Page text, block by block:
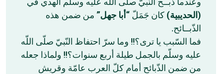
(الحديبية) كان جَمَلّ “أبا جهل” من ضمن هذه
الذّبــائح.
فما السّبب يا ترى؟!! وما سرّ احتفاظ النّبيّ صلّى اللّه
عليه وسلّم بالجمل طيلة أربع سنوات؟!! ولماذا جعله
من ضمن الذّبائح أمام كلّ العرب عامّة وقريش